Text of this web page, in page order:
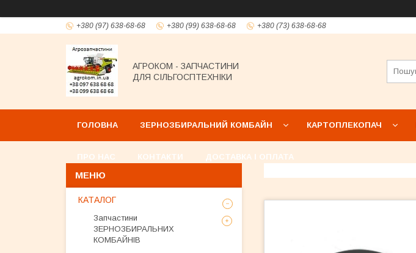
+380 (97) 638-68-68 +380 (99) 638-68-68 +380 (73) 638-68-68
АГРОКОМ - ЗАПЧАСТИНИ
ДЛЯ СІЛЬГОСПТЕХНІКИ
ГОЛОВНА ЗЕРНОЗБИРАЛЬНИЙ КОМБАЙН КАРТОПЛЕКОПАЧ
ПРО НАС КОНТАКТИ ДОСТАВКА І ОПЛАТА
КАТАЛОГ
Запчастини
ЗЕРНОЗБИРАЛЬНИХ
КОМБАЙНІВ